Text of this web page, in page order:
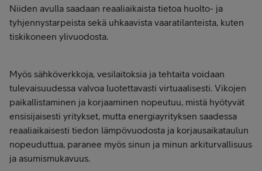
Niiden avulla saadaan reaaliaikaista tietoa huolto- ja
tyhjennystarpeista sekä uhkaavista vaaratilanteista, kuten
tiskikoneen ylivuodosta.
Myös sähköverkkoja, vesilaitoksia ja tehtaita voidaan
tulevaisuudessa valvoa luotettavasti virtuaalisesti. Vikojen
paikallistaminen ja korjaaminen nopeutuu, mistä hyötyvät
ensisijaisesti yritykset, mutta energiayrityksen saadessa
reaaliaikaisesti tiedon lämpövuodosta ja korjausaikataulun
nopeuduttua, paranee myös sinun ja minun arkiturvallisuus
ja asumismukavuus.